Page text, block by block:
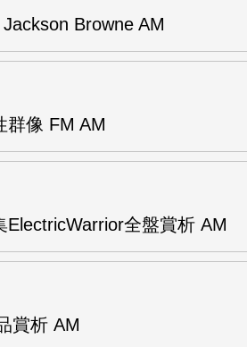
Browne AM
群像 FM AM
ElectricWarrior全盤賞析 AM
賞析 AM